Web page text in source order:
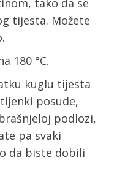
tako da se
tijesta. Možete
180 °C.
kuglu tijesta
posude,
podlozi,
pa svaki
da biste dobili